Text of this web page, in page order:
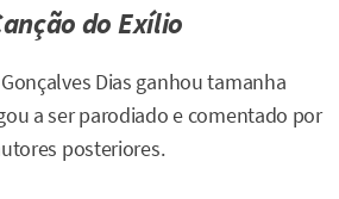
do Exílio
Dias ganhou tamanha
a ser parodiado e comentado por
posteriores.